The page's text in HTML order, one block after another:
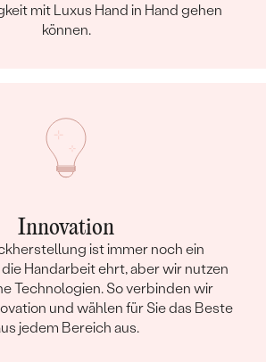
mit Luxus Hand in Hand gehen
können.
Innovation
ist immer noch ein
Handarbeit ehrt, aber wir nutzen
Technologien. So verbinden wir
und wählen für Sie das Beste
jedem Bereich aus.